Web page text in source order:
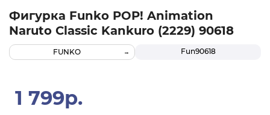
Фигурка Funko POP! Animation
Naruto Classic Kankuro (2229) 90618
Fun90618
FUNKO
1 799р.